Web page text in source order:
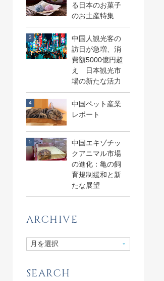
る日本のお菓子
のお土産特集
中国人観光客の
訪日が急増、消
費額5000億円超
え 日本観光市
場の新たな活力
中国ペット産業
レポート
中国エキゾチッ
クアニマル市場
の進化：亀の飼
育規制緩和と新
たな展望
ARCHIVE
SEARCH